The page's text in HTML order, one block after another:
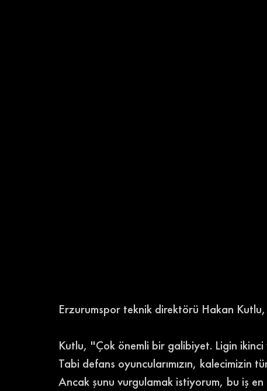
Erzurumspor teknik direktörü Hakan
Kutlu, ''Çok önemli bir galibiyet. Ligin ikinci
Tabi defans oyuncularımızın, kalecimizin
Ancak şunu vurgulamak istiyorum, bu iş